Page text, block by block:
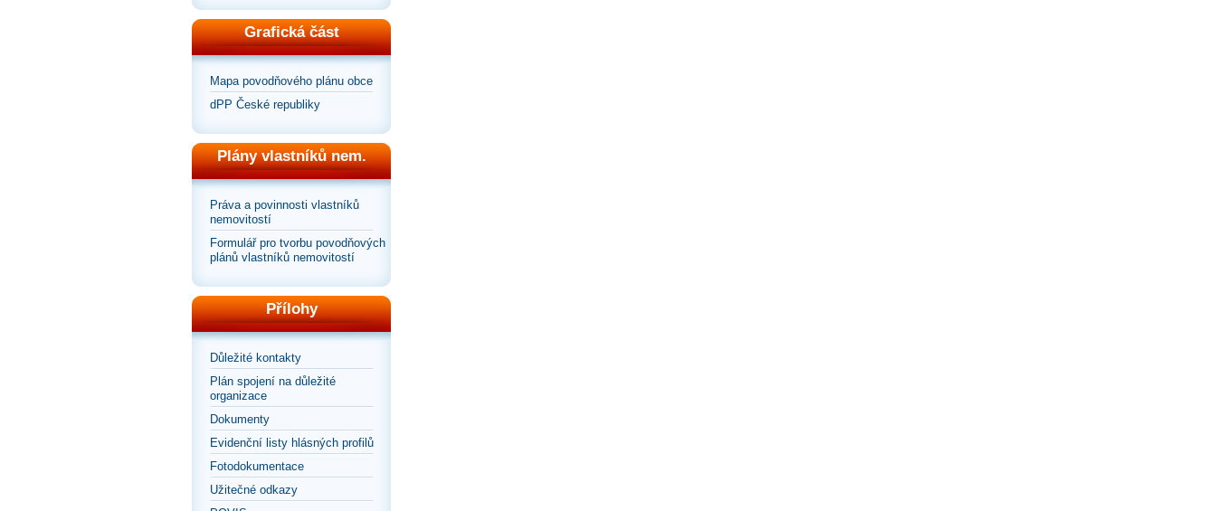
Grafická část
Mapa povodňového plánu obce
dPP České republiky
Plány vlastníků nem.
Práva a povinnosti vlastníků
nemovitostí
Formulář pro tvorbu povodňových
plánů vlastníků nemovitostí
Přílohy
Důležité kontakty
Plán spojení na důležité
organizace
Dokumenty
Evidenční listy hlásných profilů
Fotodokumentace
Užitečné odkazy